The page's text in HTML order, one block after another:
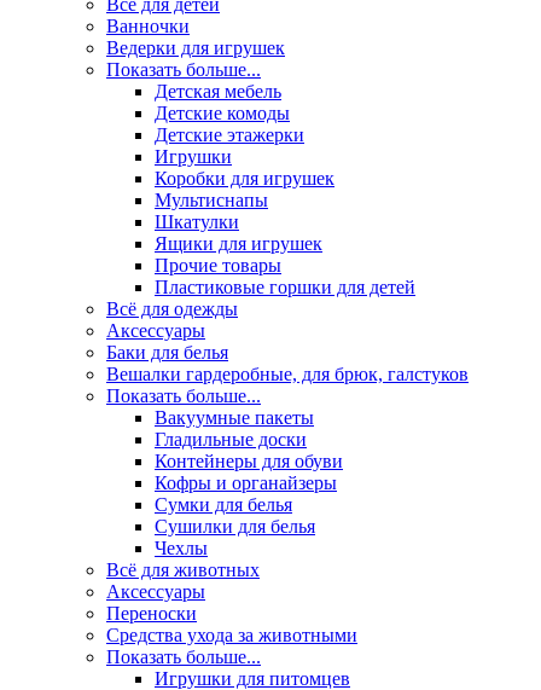
Всё для детей
Ванночки
Ведерки для игрушек
Показать больше...
Детская мебель
Детские комоды
Детские этажерки
Игрушки
Коробки для игрушек
Мультиснапы
Шкатулки
Ящики для игрушек
Прочие товары
Пластиковые горшки для детей
Всё для одежды
Аксессуары
Баки для белья
Вешалки гардеробные, для брюк, галстуков
Показать больше...
Вакуумные пакеты
Гладильные доски
Контейнеры для обуви
Кофры и органайзеры
Сумки для белья
Сушилки для белья
Чехлы
Всё для животных
Аксесcуары
Переноски
Средства ухода за животными
Показать больше...
Игрушки для питомцев